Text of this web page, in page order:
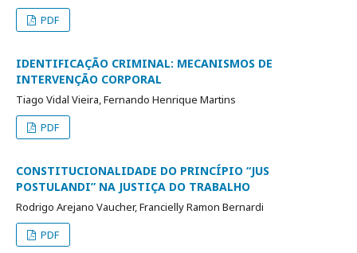
PDF
IDENTIFICAÇÃO CRIMINAL: MECANISMOS DE
INTERVENÇÃO CORPORAL
Tiago Vidal Vieira, Fernando Henrique Martins
PDF
CONSTITUCIONALIDADE DO PRINCÍPIO “JUS
POSTULANDI” NA JUSTIÇA DO TRABALHO
Rodrigo Arejano Vaucher, Francielly Ramon Bernardi
PDF